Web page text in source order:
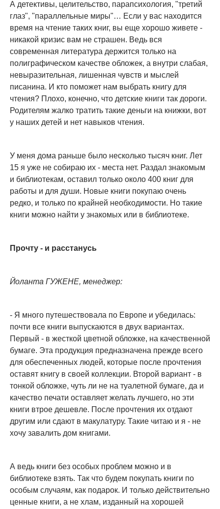
А детективы, целительство, парапсихология, "третий
глаз", "параллельные миры"… Если у вас находится
время на чтение таких книг, вы еще хорошо живете -
никакой кризис вам не страшен. Ведь вся
современная литература держится только на
полиграфическом качестве обложек, а внутри слабая,
невыразительная, лишенная чувств и мыслей
писанина. И кто поможет нам выбрать книгу для
чтения? Плохо, конечно, что детские книги так дороги.
Родителям жалко тратить такие деньги на книжки, вот
у наших детей и нет навыков чтения.
У меня дома раньше было несколько тысяч книг. Лет
15 я уже не собираю их - места нет. Раздал знакомым
и библиотекам, оставил только около 400 книг для
работы и для души. Новые книги покупаю очень
редко, и только по крайней необходимости. Но такие
книги можно найти у знакомых или в библиотеке.
Прочту - и расстанусь
Йоланта ГУЖЕНЕ, менеджер:
- Я много путешествовала по Европе и убедилась:
почти все книги выпускаются в двух вариантах.
Первый - в жесткой цветной обложке, на качественной
бумаге. Эта продукция предназначена прежде всего
для обеспеченных людей, которые после прочтения
оставят книгу в своей коллекции. Второй вариант - в
тонкой обложке, чуть ли не на туалетной бумаге, да и
качество печати оставляет желать лучшего, но эти
книги втрое дешевле. После прочтения их отдают
другим или сдают в макулатуру. Такие читаю и я - не
хочу завалить дом книгами.
А ведь книги без особых проблем можно и в
библиотеке взять. Так что будем покупать книги по
особым случаям, как подарок. И только действительно
ценные книги, а не хлам, изданный на хорошей